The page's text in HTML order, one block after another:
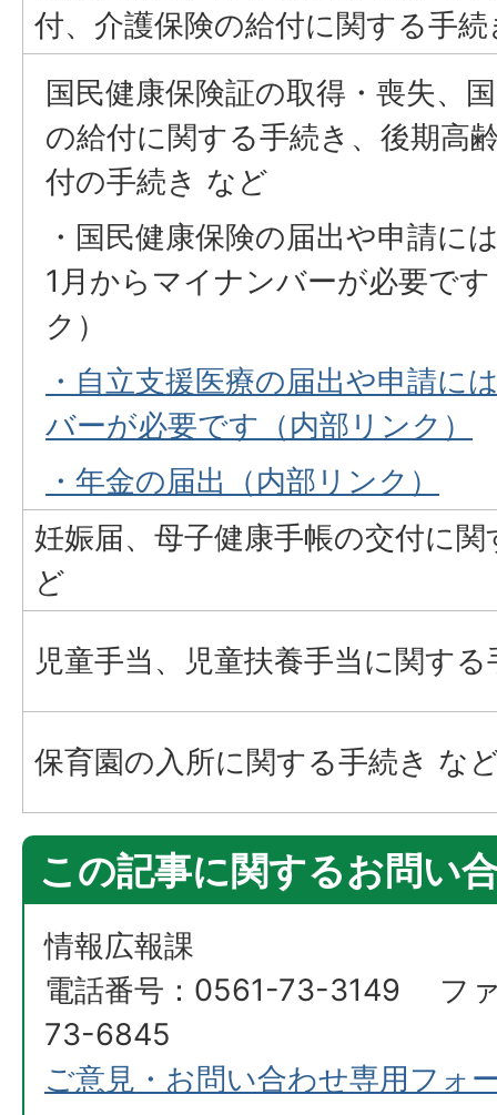
付、介護保険の給付に関する手
国民健康保険証の取得・喪失、
の給付に関する手続き、後期高
付の手続き など
・ 国民健康保険の届出や申請に
1月からマイナンバーが必要で
ク）
・自立支援医療の届出や申請に
バーが必要です（内部リンク）
・年金の届出（内部リンク）
妊娠届、母子健康手帳の交付に
ど
児童手当、児童扶養手当に関す
保育園の入所に関する手続き な
この記事に関するお問い
情報広報課
電話番号：0561-73-3149 フ
73-6845
ご意見・お問い合わせ専用フォ